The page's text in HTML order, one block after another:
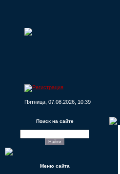
Пятница, 07.08.2026, 10:39
Поиск на сайте
Меню сайта